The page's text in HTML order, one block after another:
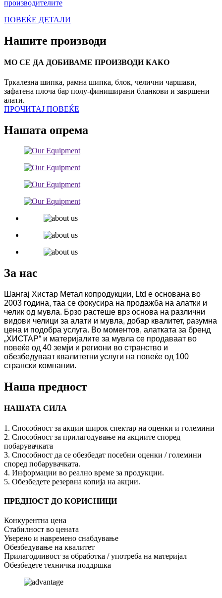
производителите
ПОВЕЌЕ ДЕТАЛИ
Нашите производи
МО CЕ ДА ДОБИВАМЕ ПРОИЗВОДИ КАКО
Тркалезна шипка, рамна шипка, блок, челични чаршави,
зафатена плоча бар полу-финиширани бланкови и завршени
алати.
ПРОЧИТАЈ ПОВЕЌЕ
Нашата опрема
За нас
Шангај Хистар Метал копродукции, Ltd е основана во
2003 година, таа се фокусира на продажба на алатки и
челик од мувла. Брзо растеше врз основа на различни
видови челици за алати и мувла, добар квалитет, разумна
цена и подобра услуга. Во моментов, алатката за бренд
„ХИСТАР“ и материјалите за мувла се продаваат во
повеќе од 40 земји и региони во странство и
обезбедуваат квалитетни услуги на повеќе од 100
странски компании.
Наша предност
НАШАТА СИЛА
1. Способност за акции широк спектар на оценки и големини
2. Способност за прилагодување на акциите според
побарувачката
3. Способност да се обезбедат посебни оценки / големини
според побарувачката.
4. Информации во реално време за продукции.
5. Обезбедете резервна копија на акции.
ПРЕДНОСТ ДО КОРИСНИЦИ
Конкурентна цена
Стабилност во цената
Уверено и навремено снабдување
Обезбедување на квалитет
Прилагодливост за обработка / употреба на материјал
Обезбедете техничка поддршка